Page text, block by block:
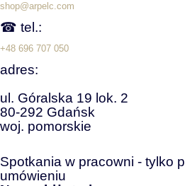
shop@arpelc.com
☎ tel.:
+48 696 707 050
adres:
ul. Góralska 19 lok. 2
80-292 Gdańsk
woj. pomorskie
Spotkania w pracowni - tylko
umówieniu